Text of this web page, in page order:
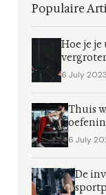
Populaire
Hoe je
6 July 2023
Thuis
6 July
De